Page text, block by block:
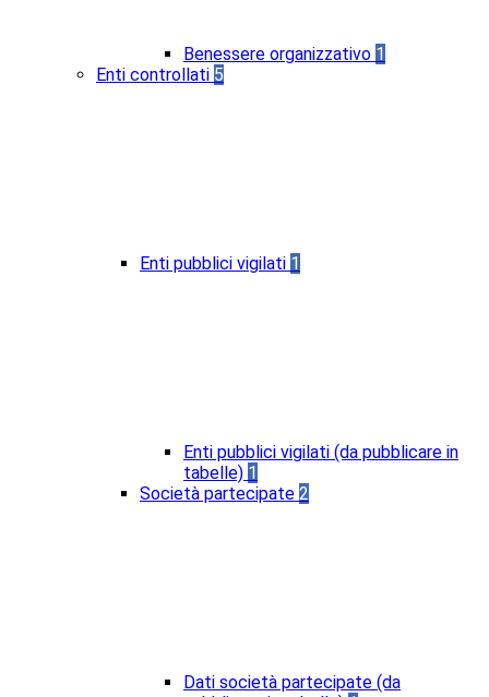
Benessere organizzativo 1
Enti controllati 5
Enti pubblici vigilati 1
Enti pubblici vigilati (da pubblicare in
tabelle) 1
Società partecipate 2
Dati società partecipate (da